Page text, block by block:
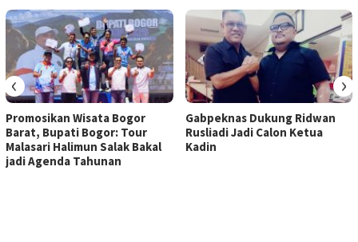
Promosikan Wisata Bogor
Barat, Bupati Bogor: Tour
Malasari Halimun Salak Bakal
jadi Agenda Tahunan
Gabpeknas Dukung Ridwan
Rusliadi Jadi Calon Ketua
Kadin
‹ ›